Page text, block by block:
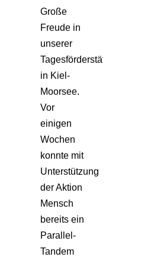
Große
Freude in
unserer
Tagesförderstätte
in Kiel-
Moorsee.
Vor
einigen
Wochen
konnte mit
Unterstützung
der Aktion
Mensch
bereits ein
Parallel-
Tandem